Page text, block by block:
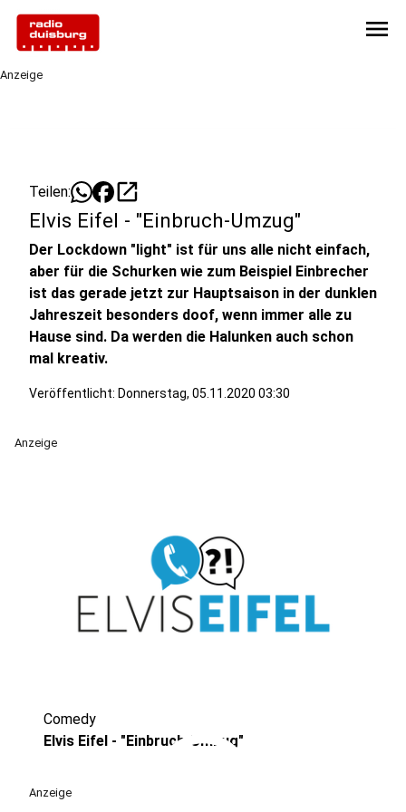
menu
Anzeige
Teilen: open_in_new
Elvis Eifel - "Einbruch-Umzug"
Der Lockdown "light" ist für uns alle nicht einfach,
aber für die Schurken wie zum Beispiel Einbrecher
ist das gerade jetzt zur Hauptsaison in der dunklen
Jahreszeit besonders doof, wenn immer alle zu
Hause sind. Da werden die Halunken auch schon
mal kreativ.
Veröffentlicht: Donnerstag, 05.11.2020 03:30
Anzeige
play_circle
Comedy
Elvis Eifel - "Einbruch-Umzug"
Anzeige